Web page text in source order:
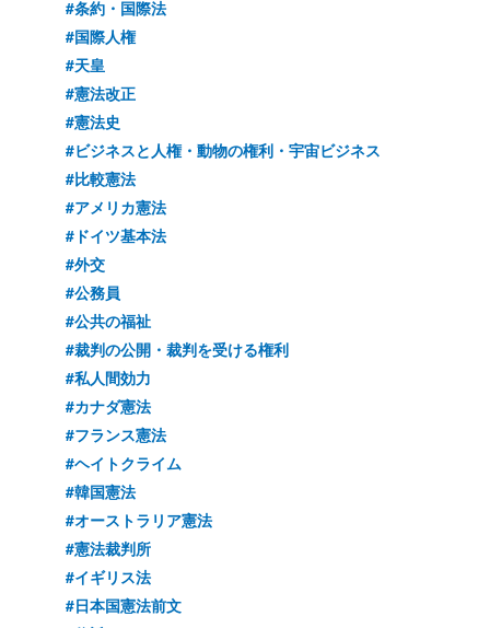
#条約・国際法
#国際人権
#天皇
#憲法改正
#憲法史
#ビジネスと人権・動物の権利・宇宙ビジネス
#比較憲法
#アメリカ憲法
#ドイツ基本法
#外交
#公務員
#公共の福祉
#裁判の公開・裁判を受ける権利
#私人間効力
#カナダ憲法
#フランス憲法
#ヘイトクライム
#韓国憲法
#オーストラリア憲法
#憲法裁判所
#イギリス法
#日本国憲法前文